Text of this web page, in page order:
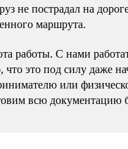
не пострадал на
маршрута.
работы. С нами
что это под силу даже
или
всю документацию